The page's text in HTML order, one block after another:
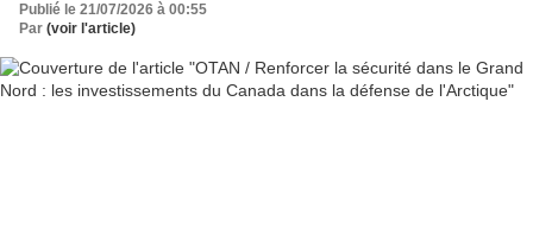
Publié le 21/07/2026 à 00:55
Par (voir l'article)